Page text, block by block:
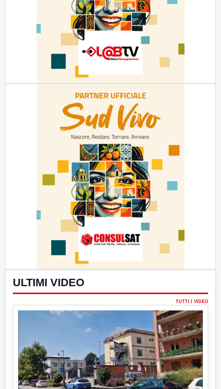
ULTIMI VIDEO
TUTTI I VIDEO